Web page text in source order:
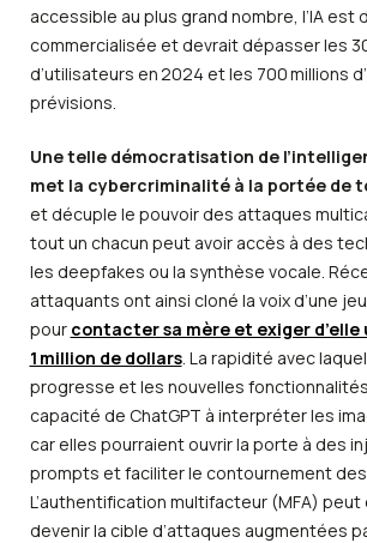
accessible au plus grand nombre, l’IA est
commercialisée et devrait dépasser les
d’utilisateurs en 2024 et les 700 millions
prévisions.
Une telle démocratisation de
met la cybercriminalité à la portée de
et décuple le pouvoir des attaques
tout un chacun peut avoir accès à des
les deepfakes ou la synthèse vocale.
attaquants ont ainsi cloné la voix d’une
pour contacter sa mère et exiger d’elle
1 million de dollars. La rapidité avec
progresse et les nouvelles
capacité de ChatGPT à interpréter les
car elles pourraient ouvrir la porte à des
prompts et faciliter le contournement des
L’authentification multifacteur (MFA)
devenir la cible d’attaques augmentées